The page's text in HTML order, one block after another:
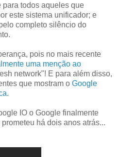
todos aqueles que
este sistema unificador; e
completo silêncio do
pois no mais recente
uma menção ao
network"! E para além disso,
que mostram o Google
.
IO o Google finalmente
há dois anos atrás...